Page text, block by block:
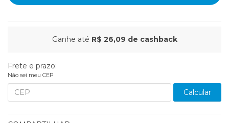
Ganhe até R$ 26,09 de cashback
Frete e prazo:
Não sei meu CEP
Calcular